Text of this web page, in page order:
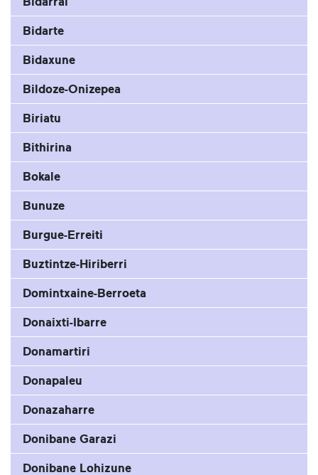
Bidarte
Bidaxune
Bildoze-Onizepea
Biriatu
Bithirina
Bokale
Bunuze
Burgue-Erreiti
Buztintze-Hiriberri
Domintxaine-Berroeta
Donaixti-Ibarre
Donamartiri
Donapaleu
Donazaharre
Donibane Garazi
Donibane Lohizune